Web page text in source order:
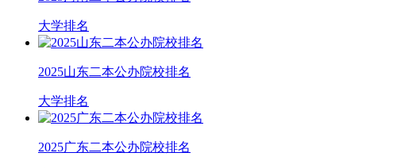
大学排名
2025山东二本公办院校排名
大学排名
2025广东二本公办院校排名